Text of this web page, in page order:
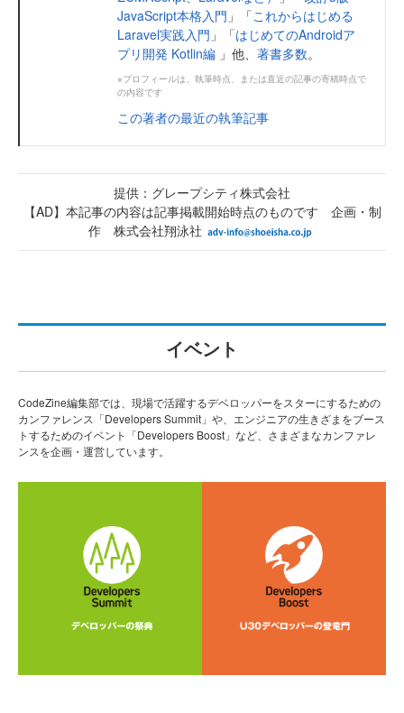
JavaScript本格入門 」「これからはじめる
Laravel実践入門 」「はじめてのAndroidア
プリ開発 Kotlin編 」他、 著書多数。
※プロフィールは、執筆時点、または直近の記事の寄稿時点で
の内容です
この著者の最近の執筆記事
提供：グレープシティ株式会社
【AD】本記事の内容は記事掲載開始時点のものです 企画・制
作 株式会社翔泳社
イベント
CodeZine編集部では、現場で活躍するデベロッパーをスターにするための
カンファレンス「Developers Summit」や、エンジニアの生きざまをブース
トするためのイベント「Developers Boost」など、さまざまなカンファレ
ンスを企画・運営しています。